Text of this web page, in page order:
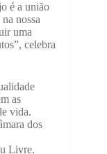
é a união
nossa
uma
celebra
as
vida.
dos
Livre.